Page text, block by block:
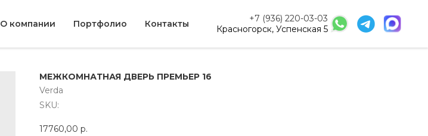
О компании Портфолио Контакты
+7 (936) 220-03-03
Красногорск, Успенская 5
МЕЖКОМНАТНАЯ ДВЕРЬ ПРЕМЬЕР 16
Verda
SKU:
17760,00 р.